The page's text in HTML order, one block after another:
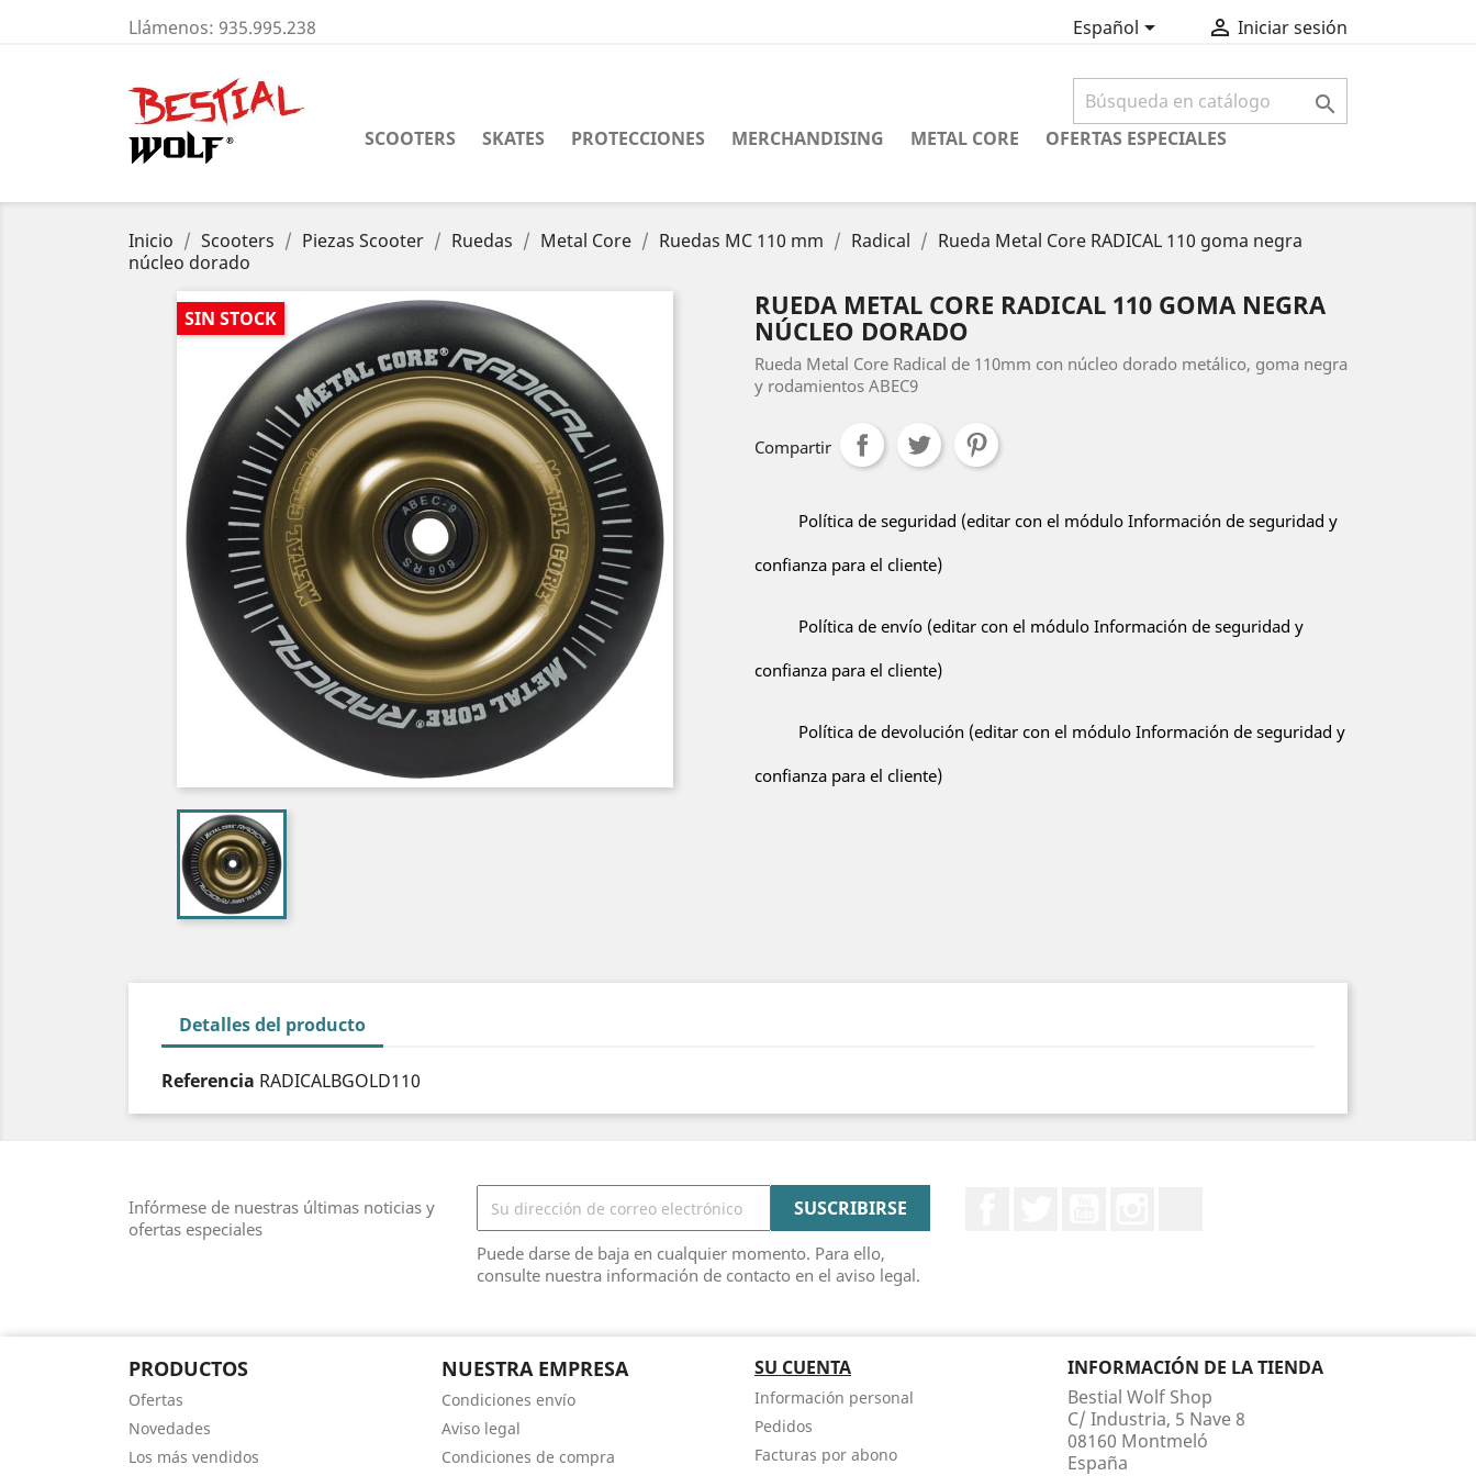
Llámenos: 935.995.238 Español  Iniciar sesión

SCOOTERS SKATES PROTECCIONES MERCHANDISING METAL CORE OFERTAS ESPECIALES
Inicio Scooters Piezas Scooter Ruedas Metal Core Ruedas MC 110 mm Radical
Rueda Metal Core RADICAL 110 goma negra
núcleo dorado
SIN STOCK
RUEDA METAL CORE RADICAL 110 GOMA NEGRA
NÚCLEO DORADO
Rueda Metal Core Radical de 110mm con núcleo dorado metálico, goma negra
y rodamientos ABEC9
Compartir
Política de seguridad (editar con el módulo Información de seguridad y
confianza para el cliente)
Política de envío (editar con el módulo Información de seguridad y
confianza para el cliente)
Política de devolución (editar con el módulo Información de seguridad y
confianza para el cliente)
Detalles del producto
Referencia RADICALBGOLD110
Infórmese de nuestras últimas noticias y
ofertas especiales
Puede darse de baja en cualquier momento. Para ello,
consulte nuestra información de contacto en el aviso legal.
PRODUCTOS
Ofertas
Novedades
Los más vendidos
NUESTRA EMPRESA
Condiciones envío
Aviso legal
Condiciones de compra
SU CUENTA
Información personal
Pedidos
Facturas por abono
INFORMACIÓN DE LA TIENDA
Bestial Wolf Shop
C/ Industria, 5 Nave 8
08160 Montmeló
España